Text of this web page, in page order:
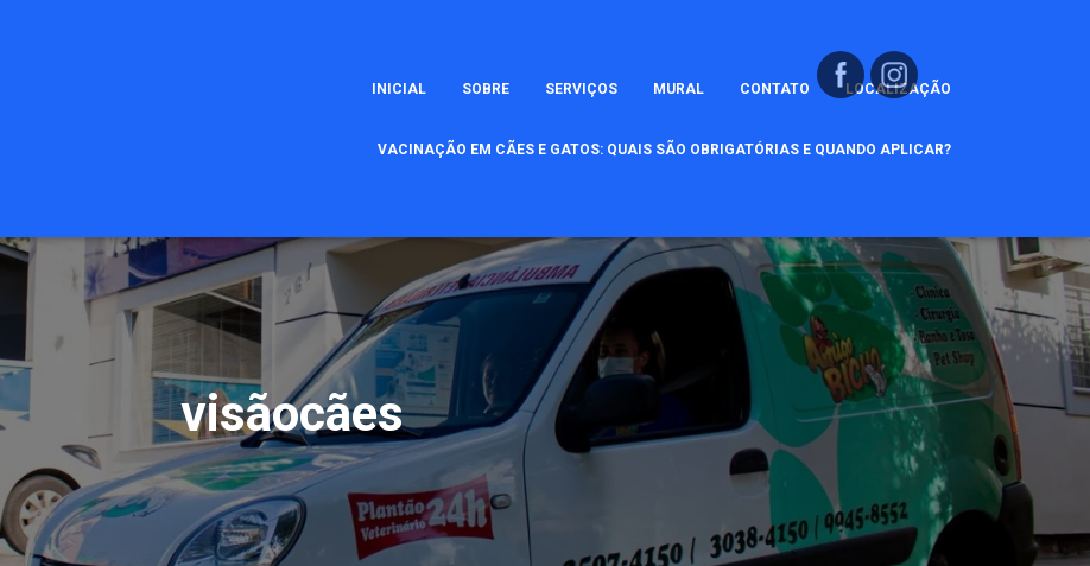
INICIAL SOBRE SERVIÇOS MURAL CONTATO LOCALIZAÇÃO
VACINAÇÃO EM CÃES E GATOS: QUAIS SÃO OBRIGATÓRIAS E QUANDO APLICAR?
visãocães